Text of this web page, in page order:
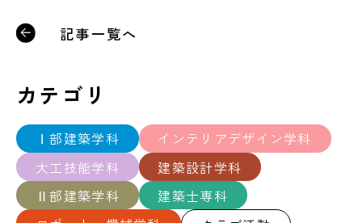
記事一覧へ
カテゴリ
Ⅰ部建築学科
インテリアデザイン学科
大工技能学科
建築設計学科
Ⅱ部建築学科
建築士専科